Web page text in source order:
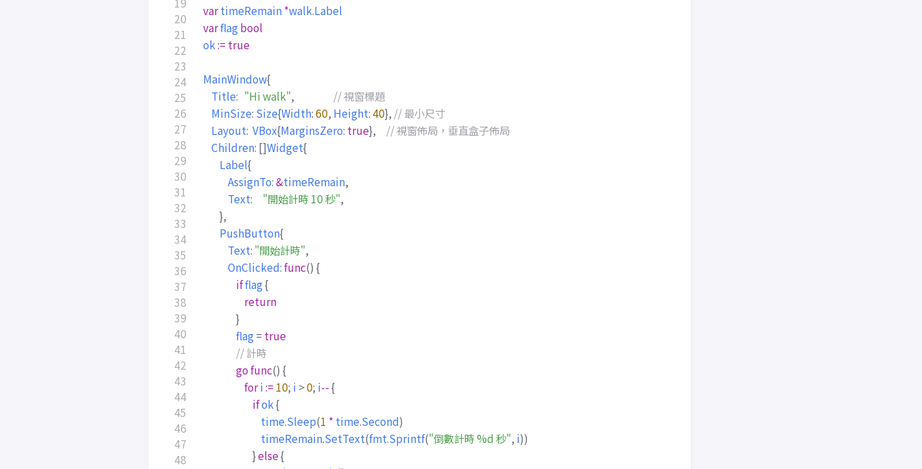
24
34
44
vartimeRemain *walk.Label
varflag bool
ok:= true
MainWindow{
Title: "Hi walk",
// 視窗標題
MinSize: Size{Width:60, Height:40},
// 最小尺寸
Layout: VBox{MarginsZero: true},
// 視窗佈局，垂直盒子佈局
Children: []Widget{
Label{
AssignTo:&timeRemain,
Text: "開始計時 10 秒",
},
PushButton{
Text: "開始計時",
OnClicked:func() {
ifflag{
return
}
flag = true
gofunc() {
fori:= 10; i >0; i--{
ifok{
time.Sleep(1 * time.Second)
timeRemain.SetText(fmt.Sprintf("倒數計時 %d 秒", i))
}else{